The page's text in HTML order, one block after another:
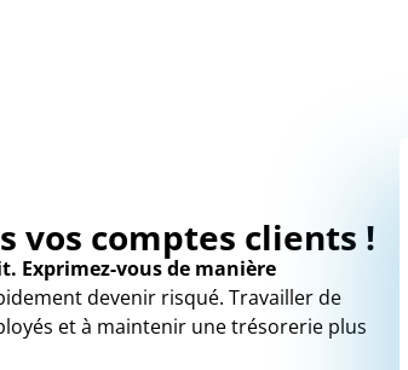
vos comptes clients !
Exprimez-vous de manière
devenir risqué. Travailler de
et à maintenir une trésorerie plus